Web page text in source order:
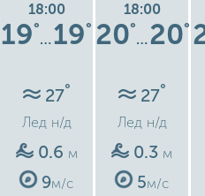
18:00
19°
…19°
27°
Лед н/д
0.6 м
9м/с
18:00
20°
…20°
27°
Лед н/д
0.3 м
5м/с